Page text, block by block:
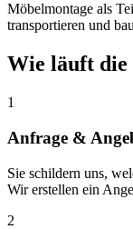
Möbelmontage als
transportieren und
Wie läuft die
1
Anfrage &
Sie schildern uns,
Wir erstellen ein
2